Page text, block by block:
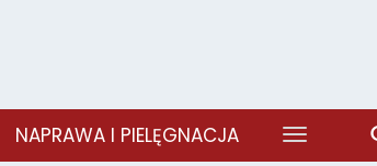
NAPRAWA I PIELĘGNACJA